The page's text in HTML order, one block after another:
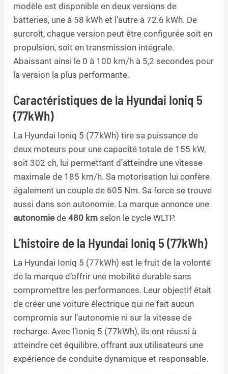
modèle est disponible en deux versions de
batteries, une à 58 kWh et l’autre à 72.6 kWh. De
surcroît, chaque version peut être configurée soit en
propulsion, soit en transmission intégrale.
Abaissant ainsi le 0 à 100 km/h à 5,2 secondes pour
la version la plus performante.
Caractéristiques de la Hyundai Ioniq 5
(77kWh)
La Hyundai Ioniq 5 (77kWh) tire sa puissance de
deux moteurs pour une capacité totale de 155 kW,
soit 302 ch, lui permettant d’atteindre une vitesse
maximale de 185 km/h. Sa motorisation lui confère
également un couple de 605 Nm. Sa force se trouve
aussi dans son autonomie. La marque annonce une
autonomie de480 km selon le cycle WLTP.
L’histoire de la Hyundai Ioniq 5 (77kWh)
La Hyundai Ioniq 5 (77kWh) est le fruit de la volonté
de la marque d’offrir une mobilité durable sans
compromettre les performances. Leur objectif était
de créer une voiture électrique qui ne fait aucun
compromis sur l’autonomie ni sur la vitesse de
recharge. Avec l’Ioniq 5 (77kWh), ils ont réussi à
atteindre cet équilibre, offrant aux utilisateurs une
expérience de conduite dynamique et responsable.